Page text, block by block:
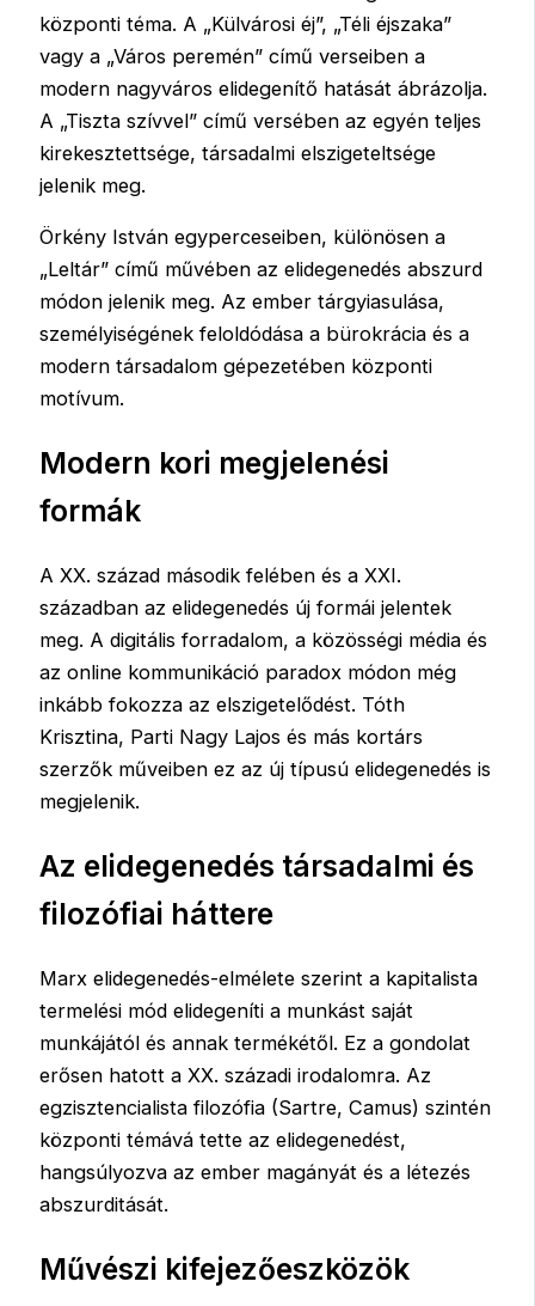
központi téma. A „Külvárosi éj”, „Téli éjszaka”
vagy a „Város peremén” című verseiben a
modern nagyváros elidegenítő hatását ábrázolja.
A „Tiszta szívvel” című versében az egyén teljes
kirekesztettsége, társadalmi elszigeteltsége
jelenik meg.
Örkény István egyperceseiben, különösen a
„Leltár” című művében az elidegenedés abszurd
módon jelenik meg. Az ember tárgyiasulása,
személyiségének feloldódása a bürokrácia és a
modern társadalom gépezetében központi
motívum.
Modern kori megjelenési
formák
A XX. század második felében és a XXI.
században az elidegenedés új formái jelentek
meg. A digitális forradalom, a közösségi média és
az online kommunikáció paradox módon még
inkább fokozza az elszigetelődést. Tóth
Krisztina, Parti Nagy Lajos és más kortárs
szerzők műveiben ez az új típusú elidegenedés is
megjelenik.
Az elidegenedés társadalmi és
filozófiai háttere
Marx elidegenedés-elmélete szerint a kapitalista
termelési mód elidegeníti a munkást saját
munkájától és annak termékétől. Ez a gondolat
erősen hatott a XX. századi irodalomra. Az
egzisztencialista filozófia (Sartre, Camus) szintén
központi témává tette az elidegenedést,
hangsúlyozva az ember magányát és a létezés
abszurditását.
Művészi kifejezőeszközök